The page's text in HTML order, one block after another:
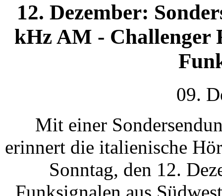
12. Dezember:
kHz AM - Challenger
09.
Mit einer
erinnert die italienische
Sonntag, den 12.